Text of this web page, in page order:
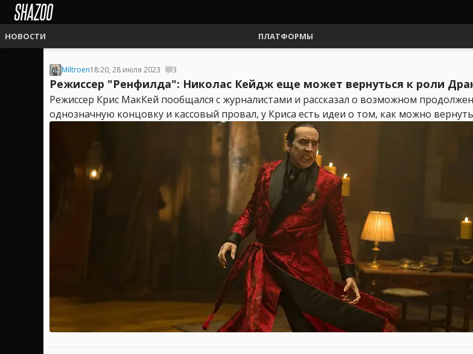
НОВОСТИ ПЛАТФОРМЫ
Miltroen18:20, 28 июля 2023 3
Режиссер "Ренфилда": Николас Кейдж еще может вернуться к роли
Режиссер Крис МакКей пообщался с журналистами и рассказал о возможном
однозначную концовку и кассовый провал, у Криса есть идеи о том, как можно